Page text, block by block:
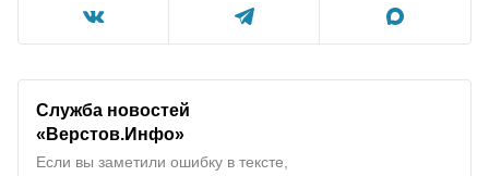
Служба новостей
«Верстов.Инфо»
Если вы заметили ошибку в тексте,